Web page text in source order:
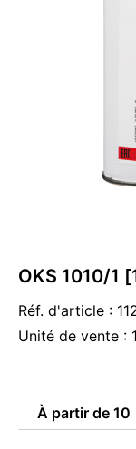
OKS 1010/1
Réf. d'article :
Unité de vente :
À partir de 10